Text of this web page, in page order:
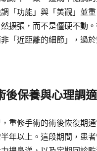
「功能」與「美觀」並
擴張，而不是僵硬不動
非「近距離的細節」，過
後保養與心理調適
重修手術的術後恢復期
年以上。這段期間，患